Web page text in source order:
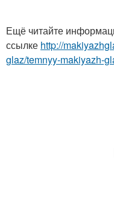
Ещё читайте
ссылке http://
glaz/temnyy-makiyazh-